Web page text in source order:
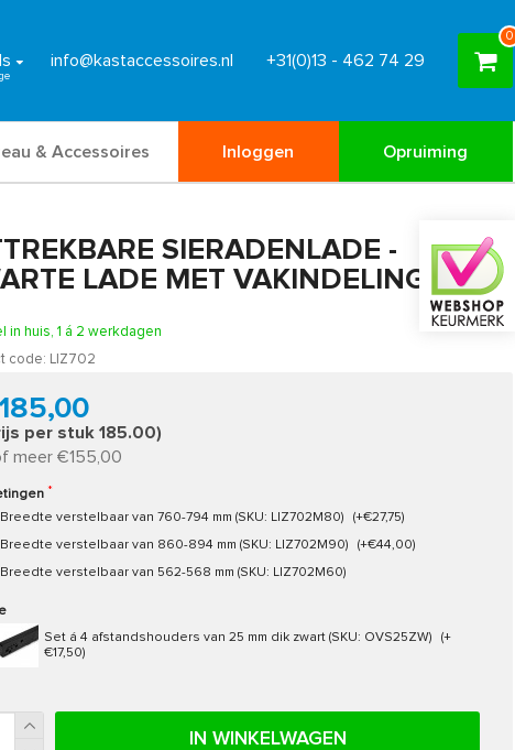
info@kastaccessoires.nl +31(0)13 - 462 74 29
0
& Accessoires Inloggen Opruiming
SIERADENLADE -
LADE MET VAKINDELING
in huis, 1 á 2 werkdagen
code: LIZ702
per stuk 185.00)
meer €155,00
Breedte verstelbaar van 760-794 mm (SKU: LIZ702M80)
(+€27,75)
Breedte verstelbaar van 860-894 mm (SKU: LIZ702M90) (+€44,00)
Breedte verstelbaar van 562-568 mm (SKU: LIZ702M60)
Set á 4 afstandshouders van 25 mm dik zwart (SKU: OVS25ZW)
(+
€17,50)
IN WINKELWAGEN